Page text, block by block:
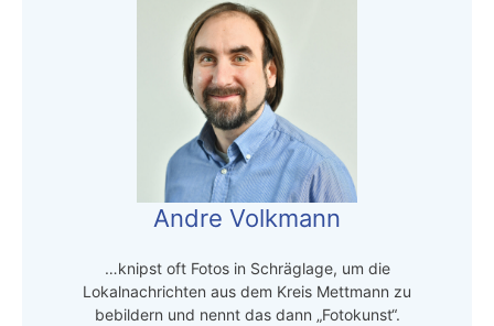
Andre Volkmann
…knipst oft Fotos in Schräglage, um die
Lokalnachrichten aus dem Kreis Mettmann zu
bebildern und nennt das dann „Fotokunst“.